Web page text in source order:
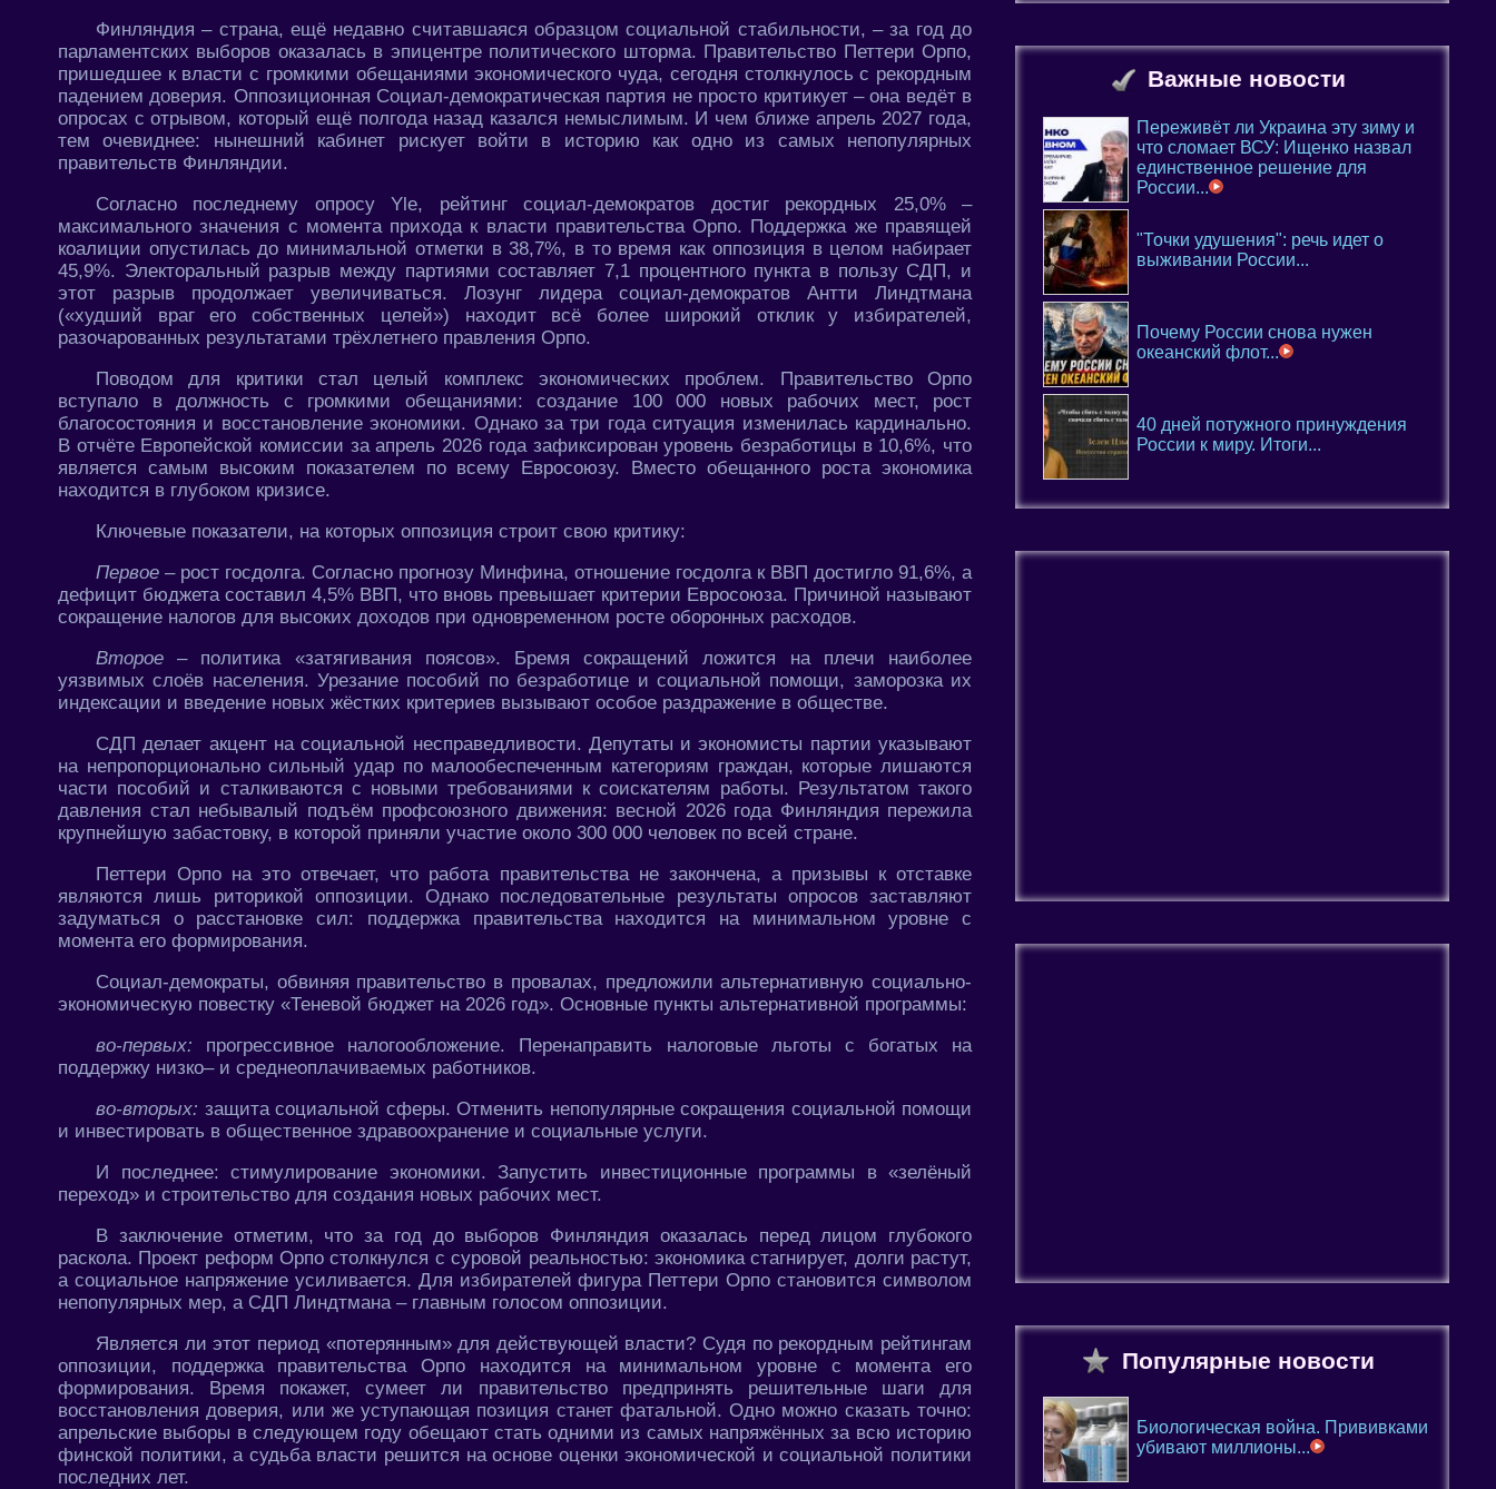
Финляндия – страна, ещё недавно считавшаяся образцом социальной стабильности, – за год до
парламентских выборов оказалась в эпицентре политического шторма. Правительство Петтери Орпо,
пришедшее к власти с громкими обещаниями экономического чуда, сегодня столкнулось с рекордным
падением доверия. Оппозиционная Социал-демократическая партия не просто критикует – она ведёт в
опросах с отрывом, который ещё полгода назад казался немыслимым. И чем ближе апрель 2027 года,
тем очевиднее: нынешний кабинет рискует войти в историю как одно из самых непопулярных
правительств Финляндии.
Согласно последнему опросу Yle, рейтинг социал-демократов достиг рекордных 25,0% –
максимального значения с момента прихода к власти правительства Орпо. Поддержка же правящей
коалиции опустилась до минимальной отметки в 38,7%, в то время как оппозиция в целом набирает
45,9%. Электоральный разрыв между партиями составляет 7,1 процентного пункта в пользу СДП, и
этот разрыв продолжает увеличиваться. Лозунг лидера социал-демократов Антти Линдтмана
(«худший враг его собственных целей») находит всё более широкий отклик у избирателей,
разочарованных результатами трёхлетнего правления Орпо.
Поводом для критики стал целый комплекс экономических проблем. Правительство Орпо
вступало в должность с громкими обещаниями: создание 100 000 новых рабочих мест, рост
благосостояния и восстановление экономики. Однако за три года ситуация изменилась кардинально.
В отчёте Европейской комиссии за апрель 2026 года зафиксирован уровень безработицы в 10,6%, что
является самым высоким показателем по всему Евросоюзу. Вместо обещанного роста экономика
находится в глубоком кризисе.
Ключевые показатели, на которых оппозиция строит свою критику:
Первое – рост госдолга. Согласно прогнозу Минфина, отношение госдолга к ВВП достигло 91,6%, а
дефицит бюджета составил 4,5% ВВП, что вновь превышает критерии Евросоюза. Причиной называют
сокращение налогов для высоких доходов при одновременном росте оборонных расходов.
Второе– политика «затягивания поясов». Бремя сокращений ложится на плечи наиболее
уязвимых слоёв населения. Урезание пособий по безработице и социальной помощи, заморозка их
индексации и введение новых жёстких критериев вызывают особое раздражение в обществе.
СДП делает акцент на социальной несправедливости. Депутаты и экономисты партии указывают
на непропорционально сильный удар по малообеспеченным категориям граждан, которые лишаются
части пособий и сталкиваются с новыми требованиями к соискателям работы. Результатом такого
давления стал небывалый подъём профсоюзного движения: весной 2026 года Финляндия пережила
крупнейшую забастовку, в которой приняли участие около 300 000 человек по всей стране.
Петтери Орпо на это отвечает, что работа правительства не закончена, а призывы к отставке
являются лишь риторикой оппозиции. Однако последовательные результаты опросов заставляют
задуматься о расстановке сил: поддержка правительства находится на минимальном уровне с
момента его формирования.
Социал-демократы, обвиняя правительство в провалах, предложили альтернативную социально-
экономическую повестку «Теневой бюджет на 2026 год». Основные пункты альтернативной программы:
во-первых: прогрессивное налогообложение. Перенаправить налоговые льготы с богатых на
поддержку низко– и среднеоплачиваемых работников.
во-вторых: защита социальной сферы. Отменить непопулярные сокращения социальной помощи
и инвестировать в общественное здравоохранение и социальные услуги.
И последнее: стимулирование экономики. Запустить инвестиционные программы в «зелёный
переход» и строительство для создания новых рабочих мест.
В заключение отметим, что за год до выборов Финляндия оказалась перед лицом глубокого
раскола. Проект реформ Орпо столкнулся с суровой реальностью: экономика стагнирует, долги растут,
а социальное напряжение усиливается. Для избирателей фигура Петтери Орпо становится символом
непопулярных мер, а СДП Линдтмана – главным голосом оппозиции.
Является ли этот период «потерянным» для действующей власти? Судя по рекордным рейтингам
оппозиции, поддержка правительства Орпо находится на минимальном уровне с момента его
формирования. Время покажет, сумеет ли правительство предпринять решительные шаги для
восстановления доверия, или же уступающая позиция станет фатальной. Одно можно сказать точно:
апрельские выборы в следующем году обещают стать одними из самых напряжённых за всю историю
финской политики, а судьба власти решится на основе оценки экономической и социальной политики
последних лет.
Важные новости
Переживёт ли Украина эту зиму и
что сломает ВСУ: Ищенко назвал
единственное решение для
России...
"Точки удушения": речь идет о
выживании России...
Почему России снова нужен
океанский флот...
40 дней потужного принуждения
России к миру. Итоги...
Популярные новости
Биологическая война. Прививками
убивают миллионы...